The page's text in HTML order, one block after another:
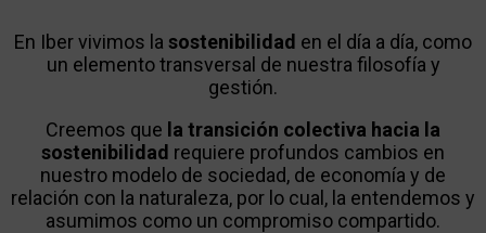
En Iber vivimos la sostenibilidad en el día a día, como
un elemento transversal de nuestra filosofía y
gestión.
Creemos que la transición colectiva hacia la
sostenibilidad requiere profundos cambios en
nuestro modelo de sociedad, de economía y de
relación con la naturaleza, por lo cual, la entendemos y
asumimos como un compromiso compartido.